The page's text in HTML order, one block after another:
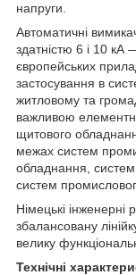
напруги.
Автоматичні
здатністю 6 і 10
європейських
застосування в
житловому та
важливою
щитового
межах систем
обладнання,
систем
Німецькі інженерні
збалансовану
велику
Технічні